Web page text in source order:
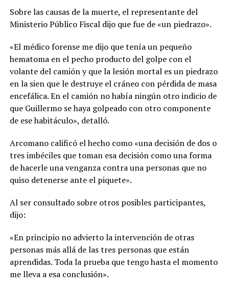
Sobre las causas de la muerte, el representante del
Ministerio Público Fiscal dijo que fue de «un piedrazo».
«El médico forense me dijo que tenía un pequeño
hematoma en el pecho producto del golpe con el
volante del camión y que la lesión mortal es un piedrazo
en la sien que le destruye el cráneo con pérdida de masa
encefálica. En el camión no había ningún otro indicio de
que Guillermo se haya golpeado con otro componente
de ese habitáculo», detalló.
Arcomano calificó el hecho como «una decisión de dos o
tres imbéciles que toman esa decisión como una forma
de hacerle una venganza contra una personas que no
quiso detenerse ante el piquete».
Al ser consultado sobre otros posibles participantes,
dijo:
«En principio no advierto la intervención de otras
personas más allá de las tres personas que están
aprendidas. Toda la prueba que tengo hasta el momento
me lleva a esa conclusión».